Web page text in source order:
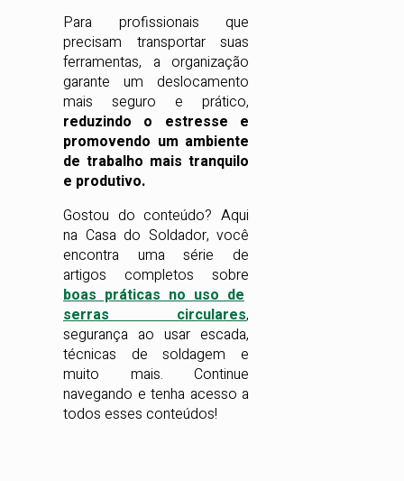
Para profissionais que
precisam transportar suas
ferramentas, a organização
garante um deslocamento
mais seguro e prático,
reduzindo o estresse e
promovendo um ambiente
de trabalho mais tranquilo
e produtivo.
Gostou do conteúdo? Aqui
na Casa do Soldador, você
encontra uma série de
artigos completos sobre
boas práticas no uso de
serras circulares,
segurança ao usar escada,
técnicas de soldagem e
muito mais. Continue
navegando e tenha acesso a
todos esses conteúdos!